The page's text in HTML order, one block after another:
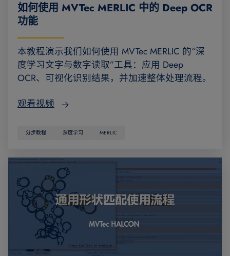
如何使用 MVTec MERLIC 中的 Deep OCR
功能
本教程演示我们如何使用 MVTec MERLIC 的“深
度学习文字与数字读取”工具：应用 Deep
OCR、可视化识别结果，并加速整体处理流程。
观看视频
分步教程 深度学习 MERLIC